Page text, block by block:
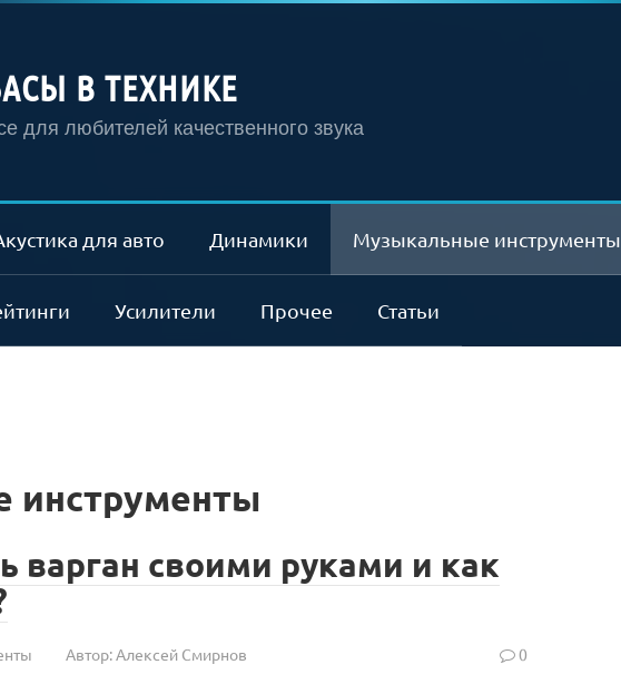
В ТЕХНИКЕ
для любителей качественного звука
для авто Динамики Музыкальные инструменты
Усилители Прочее Статьи
инструменты
варган своими руками и как
Автор:Алексей Смирнов 0